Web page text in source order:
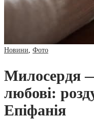
Новини Фото
Милосердя
любові:
Епіфанія